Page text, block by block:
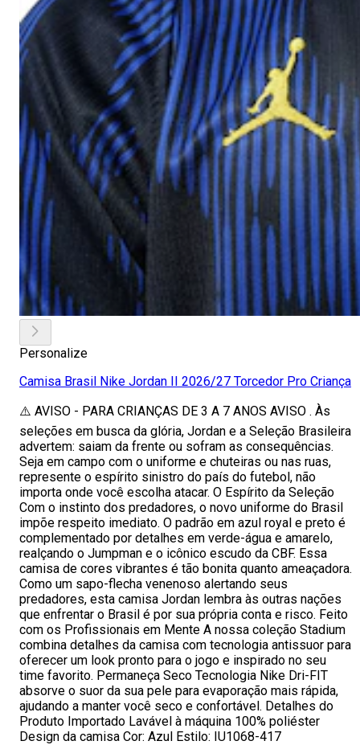
Personalize
Camisa Brasil Nike Jordan II 2026/27 Torcedor Pro Criança
⚠️ AVISO - PARA CRIANÇAS DE 3 A 7 ANOS AVISO . Às
seleções em busca da glória, Jordan e a Seleção Brasileira
advertem: saiam da frente ou sofram as consequências.
Seja em campo com o uniforme e chuteiras ou nas ruas,
represente o espírito sinistro do país do futebol, não
importa onde você escolha atacar. O Espírito da Seleção
Com o instinto dos predadores, o novo uniforme do Brasil
impõe respeito imediato. O padrão em azul royal e preto é
complementado por detalhes em verde-água e amarelo,
realçando o Jumpman e o icônico escudo da CBF. Essa
camisa de cores vibrantes é tão bonita quanto ameaçadora.
Como um sapo-flecha venenoso alertando seus
predadores, esta camisa Jordan lembra às outras nações
que enfrentar o Brasil é por sua própria conta e risco. Feito
com os Profissionais em Mente A nossa coleção Stadium
combina detalhes da camisa com tecnologia antissuor para
oferecer um look pronto para o jogo e inspirado no seu
time favorito. Permaneça Seco Tecnologia Nike Dri-FIT
absorve o suor da sua pele para evaporação mais rápida,
ajudando a manter você seco e confortável. Detalhes do
Produto Importado Lavável à máquina 100% poliéster
Design da camisa Cor: Azul Estilo: IU1068-417